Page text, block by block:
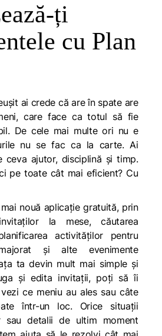
ți
cu Plan
ai crede că are în spate are
care face ca totul să fie
De cele mai multe ori nu e
nu se fac ca la carte. Ai
ceva ajutor, disciplină și timp.
pe toate cât mai eficient? Cu
nouă aplicație gratuită, prin
la mese, căutarea
activităților pentru
și alte evenimente
ta devin mult mai simple și
și edita invitații, poți să îi
ce meniu au ales sau câte
într-un loc. Orice situații
sau detalii de ultim moment